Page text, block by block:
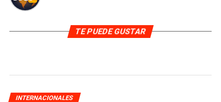
TE PUEDE GUSTAR
INTERNACIONALES